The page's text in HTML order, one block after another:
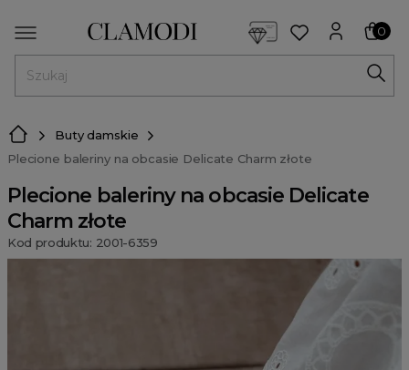
0
Buty damskie
Plecione baleriny na obcasie Delicate Charm złote
Plecione baleriny na obcasie Delicate
Charm złote
Kod produktu: 2001-6359